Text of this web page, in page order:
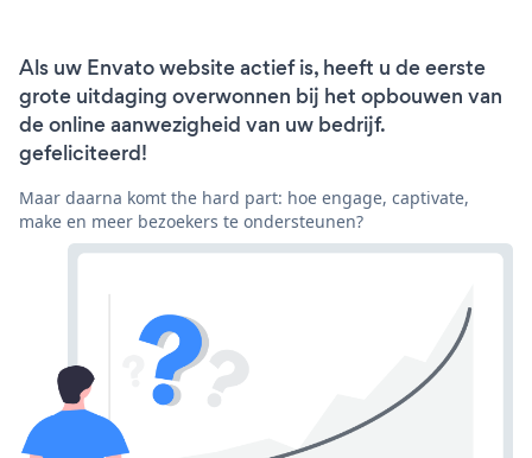
Als uw Envato website actief is, heeft u de eerste
grote uitdaging overwonnen bij het opbouwen van
de online aanwezigheid van uw bedrijf.
gefeliciteerd!
Maar daarna komt the hard part: hoe engage, captivate,
make en meer bezoekers te ondersteunen?